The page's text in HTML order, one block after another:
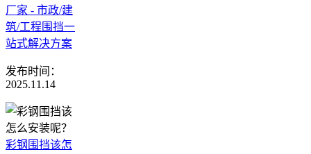
厂家 - 市政/建
筑/工程围挡一
站式解决方案
发布时间：
2025.11.14
彩钢围挡该怎